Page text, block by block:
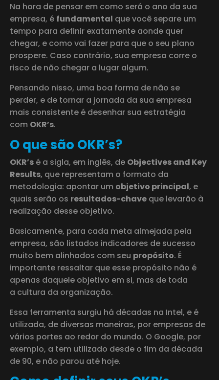
Na hora de pensar em como será o ano da sua
empresa, é fundamental que você separe um
tempo para definir exatamente aonde quer
chegar, e como vai fazer para que o seu plano
prospere. Caso contrário, sua empresa corre o
risco de não chegar a lugar algum.
Pensando nisso, uma boa forma de não se
perder, e de tornar a jornada da sua empresa
mais consistente é desenhar sua estratégia
com OKR’s.
O que são OKR’s?
OKR’s é a sigla, em inglês, de Objectives and Key
Results, que representam o formato da
metodologia: apontar um objetivo principal, e
quais serão os resultados-chave que levarão à
realização desse objetivo.
Basicamente, para cada meta almejada pela
empresa, são listados indicadores de sucesso
muito bem alinhados com seu propósito. É
importante ressaltar que esse propósito não é
apenas daquele objetivo em si, mas de toda
a cultura da organização.
Essa ferramenta surgiu há décadas na Intel, e é
utilizada, de diversas maneiras, por empresas de
vários portes ao redor do mundo. O Google, por
exemplo, a tem utilizado desde o fim da década
de 90, e não parou até hoje.